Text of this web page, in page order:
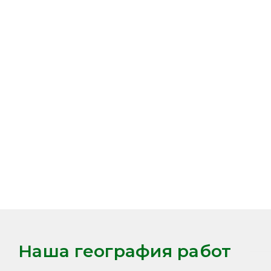
Наша география работ